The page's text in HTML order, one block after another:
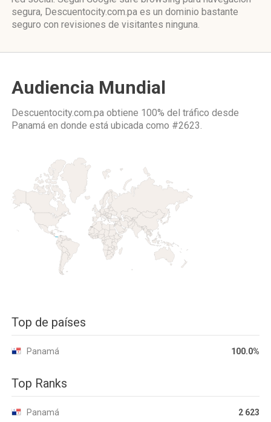
segura, Descuentocity.com.pa es un dominio bastante
seguro con revisiones de visitantes ninguna.
Audiencia Mundial
Descuentocity.com.pa obtiene 100% del tráfico desde
Panamá en donde está ubicada como #2623.
Top de países
Panamá 100.0%
Top Ranks
Panamá 2 623